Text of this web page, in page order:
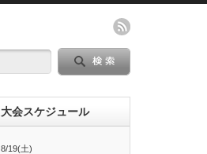
大会スケジュール
8/19(土)